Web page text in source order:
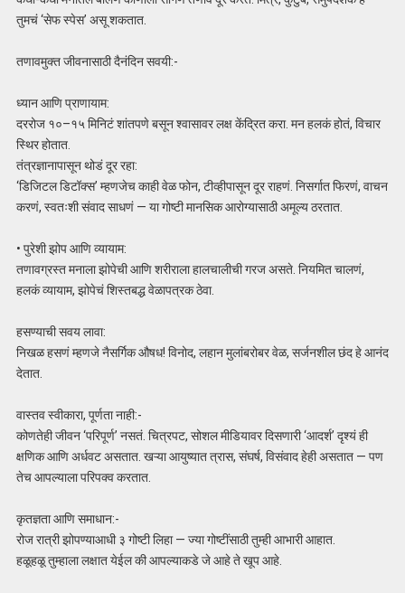
तुमचं ‘सेफ स्पेस’ असू शकतात.
तणावमुक्त जीवनासाठी दैनंदिन सवयी:-
ध्यान आणि प्राणायाम:
दररोज १०–१५ मिनिटं शांतपणे बसून श्वासावर लक्ष केंद्रित करा. मन हलकं होतं, विचार
स्थिर होतात.
तंत्रज्ञानापासून थोडं दूर रहा:
‘डिजिटल डिटॉक्स’ म्हणजेच काही वेळ फोन, टीव्हीपासून दूर राहणं. निसर्गात फिरणं, वाचन
करणं, स्वतःशी संवाद साधणं — या गोष्टी मानसिक आरोग्यासाठी अमूल्य ठरतात.
• पुरेशी झोप आणि व्यायाम:
तणावग्रस्त मनाला झोपेची आणि शरीराला हालचालीची गरज असते. नियमित चालणं,
हलकं व्यायाम, झोपेचं शिस्तबद्ध वेळापत्रक ठेवा.
हसण्याची सवय लावा:
निखळ हसणं म्हणजे नैसर्गिक औषध! विनोद, लहान मुलांबरोबर वेळ, सर्जनशील छंद हे आनंद
देतात.
वास्तव स्वीकारा, पूर्णता नाही:-
कोणतेही जीवन ‘परिपूर्ण’ नसतं. चित्रपट, सोशल मीडियावर दिसणारी ‘आदर्श’ दृश्यं ही
क्षणिक आणि अर्धवट असतात. खऱ्या आयुष्यात त्रास, संघर्ष, विसंवाद हेही असतात — पण
तेच आपल्याला परिपक्व करतात.
कृतज्ञता आणि समाधान:-
रोज रात्री झोपण्याआधी ३ गोष्टी लिहा — ज्या गोष्टींसाठी तुम्ही आभारी आहात.
हळूहळू तुम्हाला लक्षात येईल की आपल्याकडे जे आहे ते खूप आहे.